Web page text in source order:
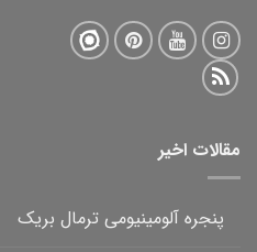
مقالات اخیر
پنجره آلومینیومی ترمال بریک